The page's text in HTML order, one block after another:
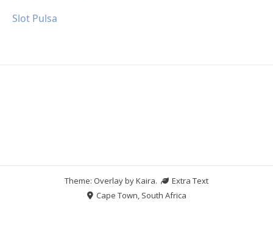
Slot Pulsa
Theme: Overlay byKaira.
Extra Text
Cape Town, South Africa